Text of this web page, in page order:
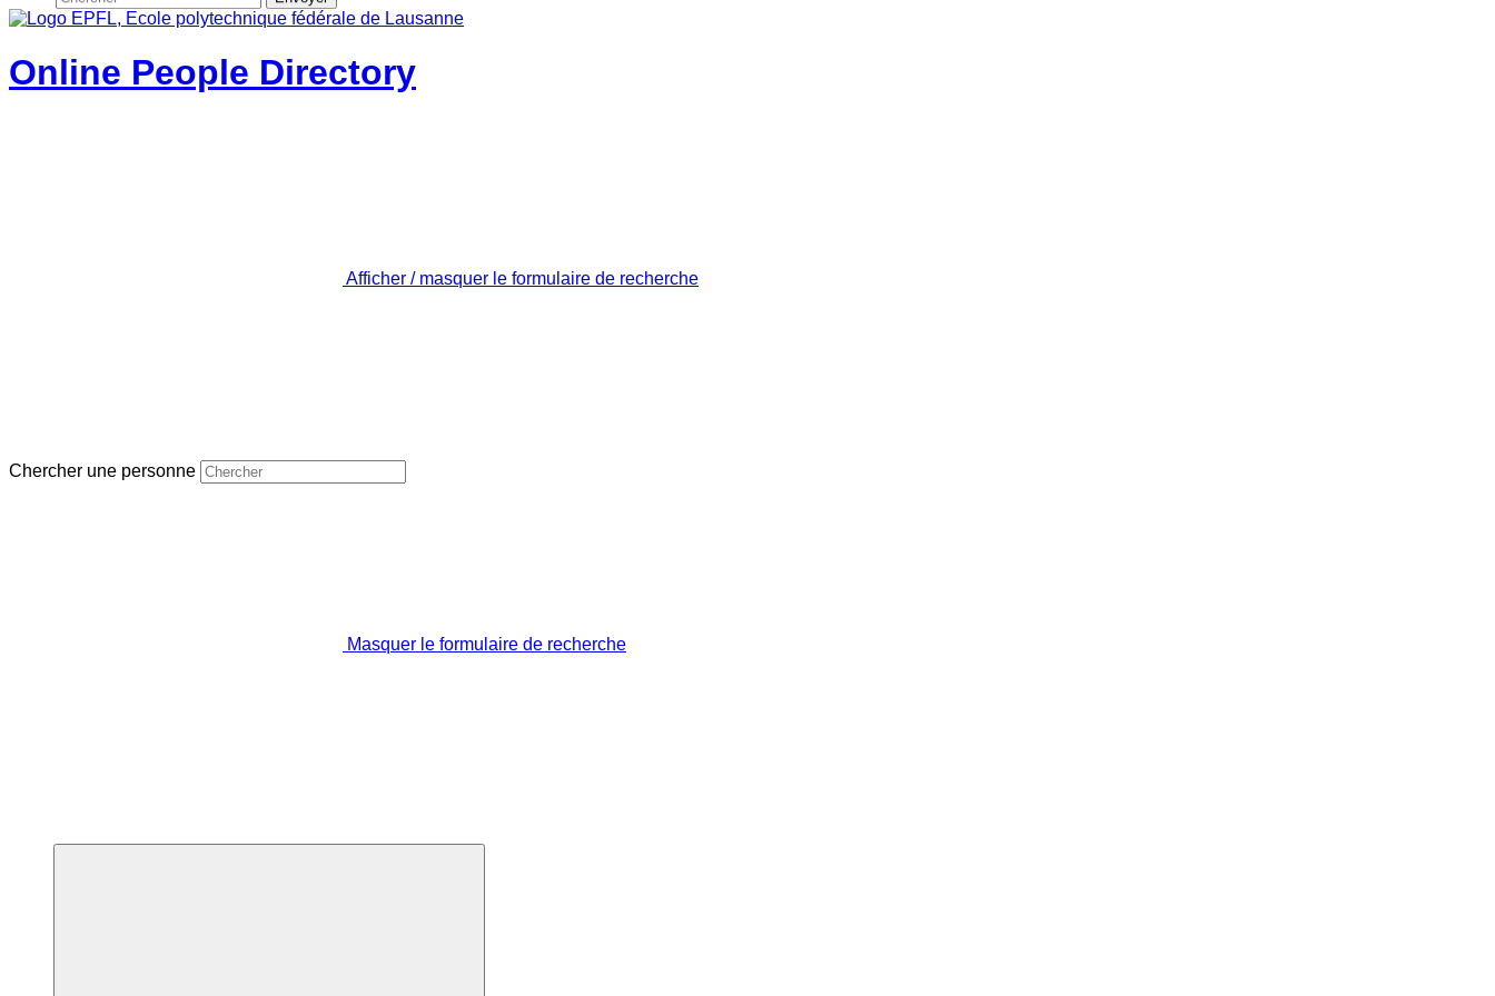
Online People Directory
Afficher / masquer le formulaire de recherche
Chercher une personne
Masquer le formulaire de recherche